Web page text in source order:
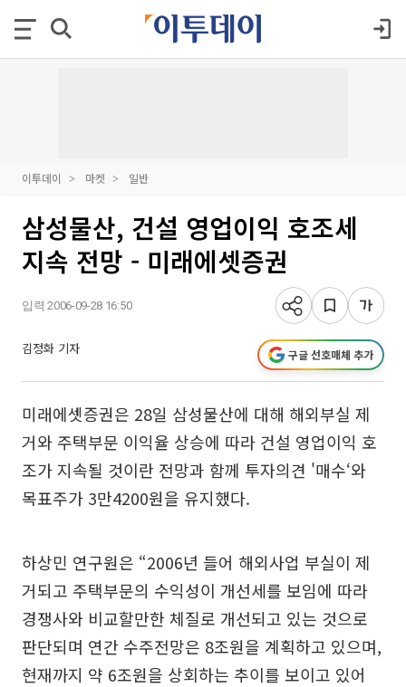
이투데이 마켓 일반
삼성물산, 건설 영업이익 호조세
지속 전망 - 미래에셋증권
입력 2006-09-28 16:50
김정화 기자 구글 선호매체 추가
미래에셋증권은 28일 삼성물산에 대해 해외부실 제
거와 주택부문 이익율 상승에 따라 건설 영업이익 호
조가 지속될 것이란 전망과 함께 투자의견 '매수‘와
목표주가 3만4200원을 유지했다.
하상민 연구원은 “2006년 들어 해외사업 부실이 제
거되고 주택부문의 수익성이 개선세를 보임에 따라
경쟁사와 비교할만한 체질로 개선되고 있는 것으로
판단되며 연간 수주전망은 8조원을 계획하고 있으며,
현재까지 약 6조원을 상회하는 추이를 보이고 있어